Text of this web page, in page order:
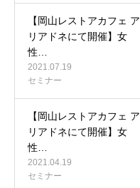
【岡山レストアカフェ ア
リアドネにて開催】女
性…
2021.07.19
セミナー
【岡山レストアカフェ ア
リアドネにて開催】女
性…
2021.04.19
セミナー